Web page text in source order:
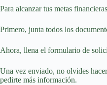
Para alcanzar tus metas
Primero, junta todos los
Ahora, llena el formulario de
Una vez enviado, no olvides
pedirte más información.